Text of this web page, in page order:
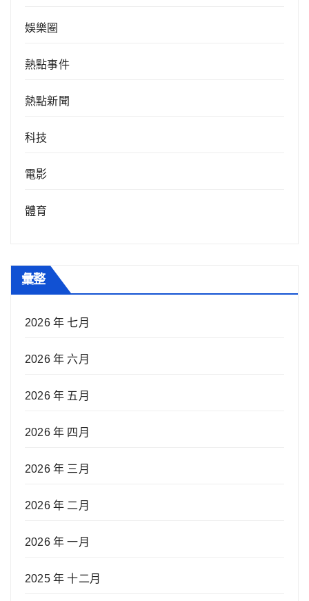
娛樂圈
熱點事件
熱點新聞
科技
電影
體育
彙整
2026 年 七月
2026 年 六月
2026 年 五月
2026 年 四月
2026 年 三月
2026 年 二月
2026 年 一月
2025 年 十二月